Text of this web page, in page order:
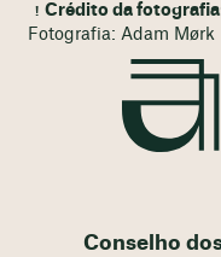
Crédito da
Fotografia: Adam Mørk
Conselho